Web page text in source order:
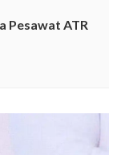
Pesawat ATR